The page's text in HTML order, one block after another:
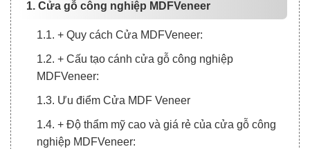
1. Cửa gỗ công nghiệp MDFVeneer
1.1. + Quy cách Cửa MDFVeneer:
1.2. + Cấu tạo cánh cửa gỗ công nghiệp
MDFVeneer:
1.3. Ưu điểm Cửa MDF Veneer
1.4. + Độ thẩm mỹ cao và giá rẻ của cửa gỗ công
nghiệp MDFVeneer: